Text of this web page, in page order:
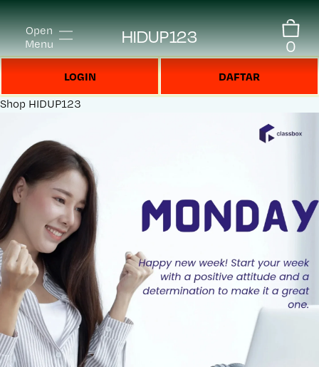
Open
Menu
HIDUP123 0
LOGIN DAFTAR
Shop HIDUP123